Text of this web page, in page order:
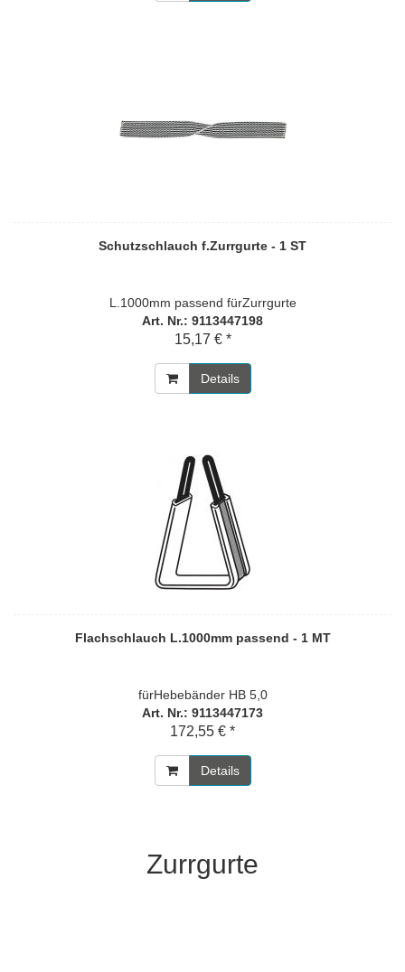
Schutzschlauch f.Zurrgurte - 1 ST
L.1000mm passend fürZurrgurte
Art. Nr.: 9113447198
15,17 € *
Details
Flachschlauch L.1000mm passend - 1 MT
fürHebebänder HB 5,0
Art. Nr.: 9113447173
172,55 € *
Details
Zurrgurte